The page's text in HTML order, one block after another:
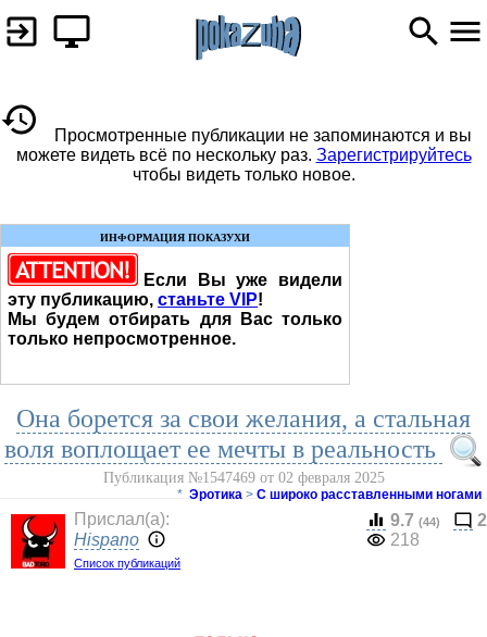
Просмотренные публикации не запоминаются и вы
можете видеть всё по нескольку раз. Зарегистрируйтесь
чтобы видеть только новое.
ИНФОРМАЦИЯ ПОКАЗУХИ
Если Вы уже видели
эту публикацию, станьте VIP!
Мы будем отбирать для Вас только
только непросмотренное.
Она борется за свои желания, а стальная
воля воплощает ее мечты в реальность
Публикация №1547469 от 02 февраля 2025
* Эротика > С широко расставленными ногами
Прислал(a):
Hispano
Список публикаций
9.7 (44)
2
218